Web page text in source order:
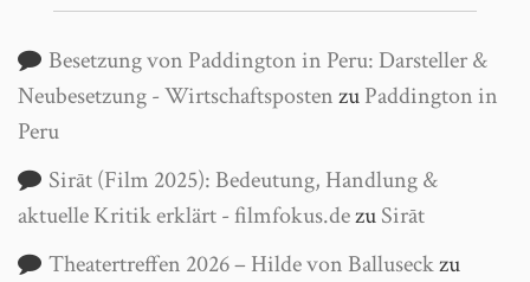
Besetzung von Paddington in Peru: Darsteller &
Neubesetzung - WirtschaftspostenzuPaddington in
Peru
Sirāt (Film 2025): Bedeutung, Handlung &
aktuelle Kritik erklärt - filmfokus.dezuSirāt
Theatertreffen 2026 – Hilde von Balluseckzu